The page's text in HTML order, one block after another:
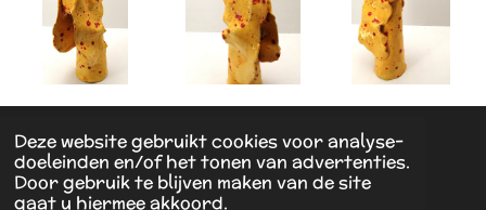
Deze website gebruikt cookies voor analyse-
doeleinden en/of het tonen van advertenties.
Door gebruik te blijven maken van de site
gaat u hiermee akkoord.
© 2021 - 2026 Huberts art
Powered byJouwWeb